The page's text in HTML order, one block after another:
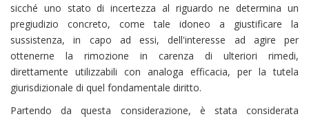
sicché uno stato di incertezza al riguardo ne determina un
pregiudizio concreto, come tale idoneo a giustificare la
sussistenza, in capo ad essi, dell'interesse ad agire per
ottenerne la rimozione in carenza di ulteriori rimedi,
direttamente utilizzabili con analoga efficacia, per la tutela
giurisdizionale di quel fondamentale diritto.
Partendo da questa considerazione, è stata considerata